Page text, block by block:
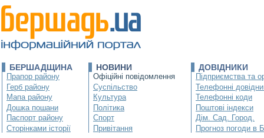
БЕРШАДЩИНА
Прапор району
Герб району
Мапа району
Дошка пошани
Паспорт району
Сторінками історії
НОВИНИ
Офіційні повідомлення
Суспільство
Культура
Політика
Спорт
Привітання
ДОВІДНИКИ
Підприємства та
Телефонні
Телефонні коди
Поштові індекси
Дім. Сад. Город.
Прогноз погоди в